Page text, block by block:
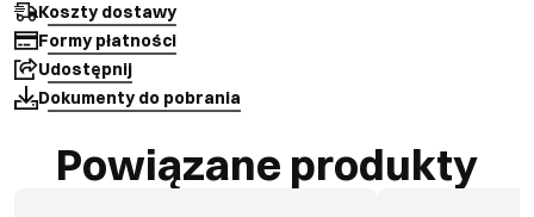
Koszty dostawy
Formy płatności
Udostępnij
Dokumenty do pobrania
Powiązane produkty